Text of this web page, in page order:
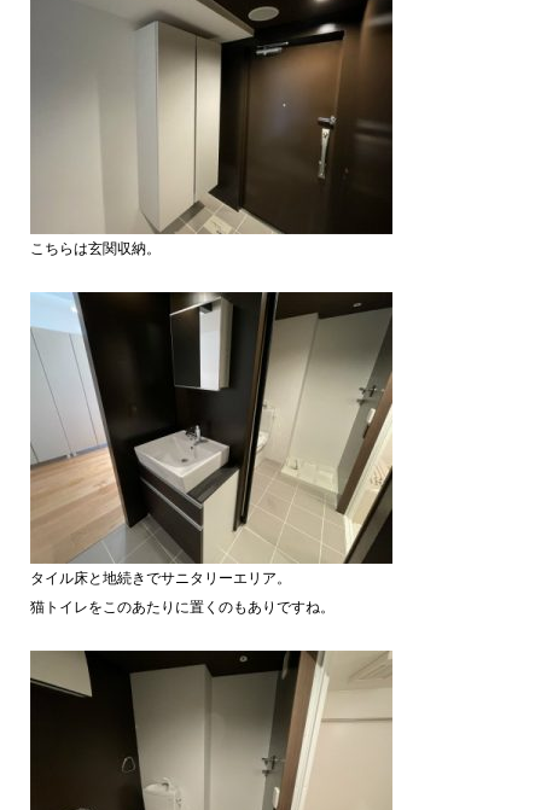
こちらは玄関収納。
タイル床と地続きでサニタリーエリア。
猫トイレをこのあたりに置くのもありですね。